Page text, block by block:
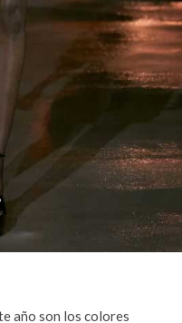
año son los colores